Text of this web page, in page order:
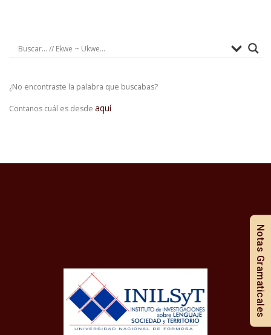
¿No encontraste la palabra que buscabas?
Contanos cuál es desde aquí
Notas Gramaticales